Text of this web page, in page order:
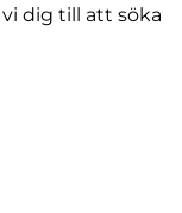
dig till att söka